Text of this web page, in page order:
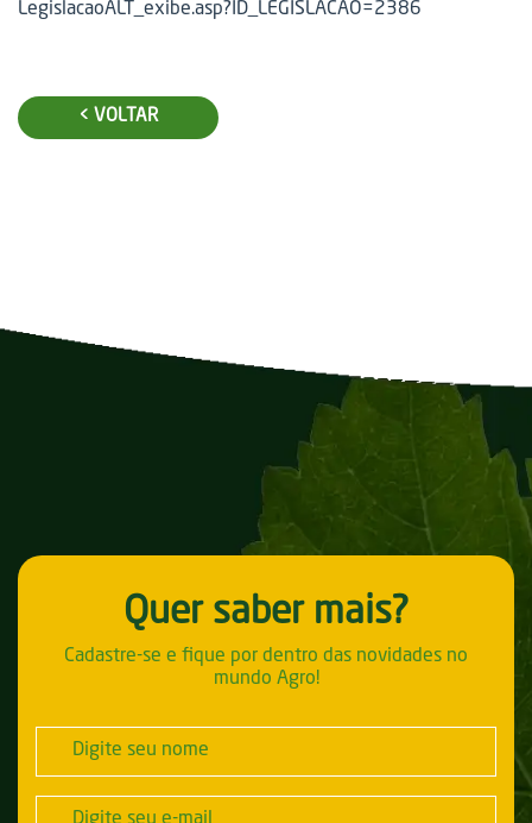
LegislacaoALT_exibe.asp?ID_LEGISLACAO=2386
< VOLTAR
Quer saber mais?
Cadastre-se e fique por dentro das novidades no
mundo Agro!